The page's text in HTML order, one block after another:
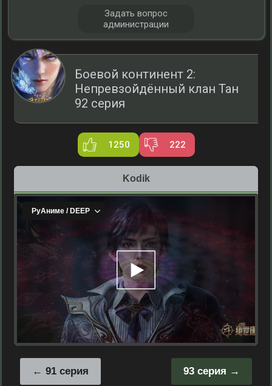
Боевой континент 2:
Непревзойдённый клан Тан
92 серия
1250 222
Kodik
93 серия
91 серия
Задать вопрос
администрации